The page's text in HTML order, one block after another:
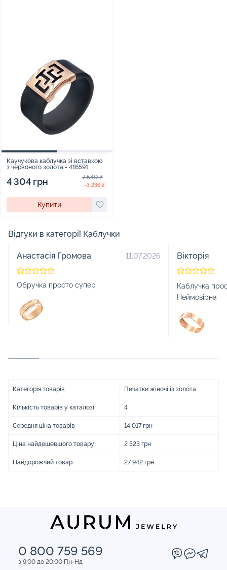
Каучукова каблучка зі вставкою
з червоного золота - 416591
4 304 грн 7 540 ₴
-3 236 ₴
Купити
Відгуки в категорії Каблучки
Анастасія Громова 11.07.2026
Обручка просто супер
Вікторія
Каблучка
Неймовірна
Категорія товарів Печатки жіночі із золота
Кількість товарів у каталозі 4
Середня ціна товарів 14 017 грн
Ціна найдешевшого товару 2 523 грн
Найдорожчий товар 27 942 грн
0 800 759 569
з 9:00 до 20:00 Пн-Нд